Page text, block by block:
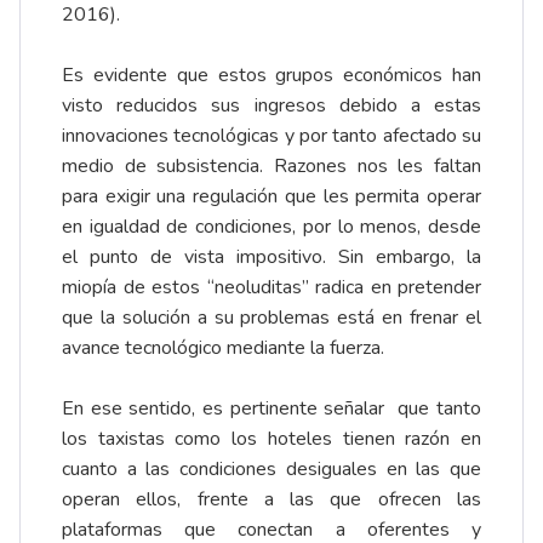
2016).
Es evidente que estos grupos económicos han
visto reducidos sus ingresos debido a estas
innovaciones tecnológicas y por tanto afectado su
medio de subsistencia. Razones nos les faltan
para exigir una regulación que les permita operar
en igualdad de condiciones, por lo menos, desde
el punto de vista impositivo. Sin embargo, la
miopía de estos “neoluditas” radica en pretender
que la solución a su problemas está en frenar el
avance tecnológico mediante la fuerza.
En ese sentido, es pertinente señalar que tanto
los taxistas como los hoteles tienen razón en
cuanto a las condiciones desiguales en las que
operan ellos, frente a las que ofrecen las
plataformas que conectan a oferentes y